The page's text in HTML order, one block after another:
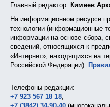
Главный редактор: Кимеев
На информационном ресурсе
технологии (информационные
информации на основе сбора,
сведений, относящихся к
«Интернет», находящихся на
Российской Федерации).
Телефоны редакции:
+7 923 567 18 18,